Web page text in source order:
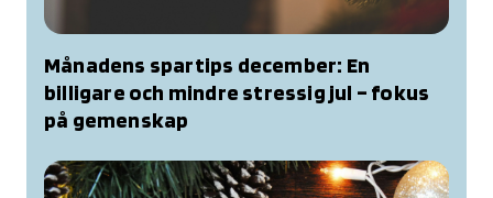
Månadens spartips december: En
billigare och mindre stressig jul – fokus
på gemenskap